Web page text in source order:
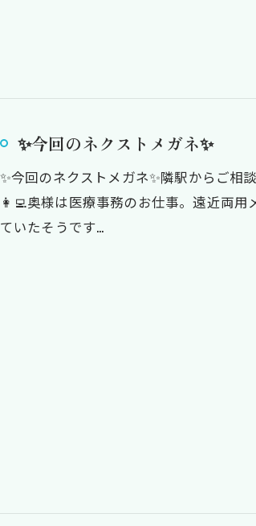
✨今回のネクストメガネ✨
✨今回のネクストメガネ✨隣駅からご相
👩‍💻奥様は医療事務のお仕事。遠近両
ていたそうです…